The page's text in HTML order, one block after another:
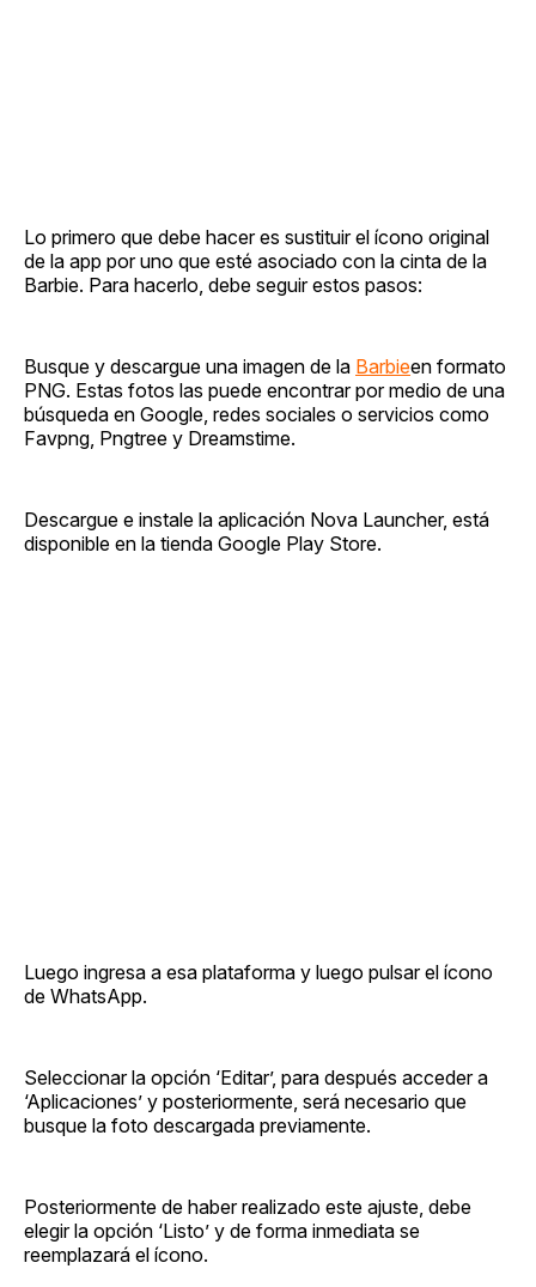
Lo primero que debe hacer es sustituir el ícono original
de la app por uno que esté asociado con la cinta de la
Barbie. Para hacerlo, debe seguir estos pasos:
Busque y descargue una imagen de la Barbieen formato
PNG. Estas fotos las puede encontrar por medio de una
búsqueda en Google, redes sociales o servicios como
Favpng, Pngtree y Dreamstime.
Descargue e instale la aplicación Nova Launcher, está
disponible en la tienda Google Play Store.
Luego ingresa a esa plataforma y luego pulsar el ícono
de WhatsApp.
Seleccionar la opción ‘Editar’, para después acceder a
‘Aplicaciones’ y posteriormente, será necesario que
busque la foto descargada previamente.
Posteriormente de haber realizado este ajuste, debe
elegir la opción ‘Listo’ y de forma inmediata se
reemplazará el ícono.